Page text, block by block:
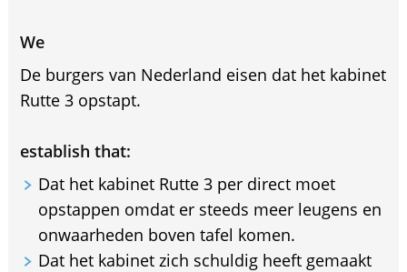
We
De burgers van Nederland eisen dat het kabinet
Rutte 3 opstapt.
establish that:
Dat het kabinet Rutte 3 per direct moet
opstappen omdat er steeds meer leugens en
onwaarheden boven tafel komen.
Dat het kabinet zich schuldig heeft gemaakt